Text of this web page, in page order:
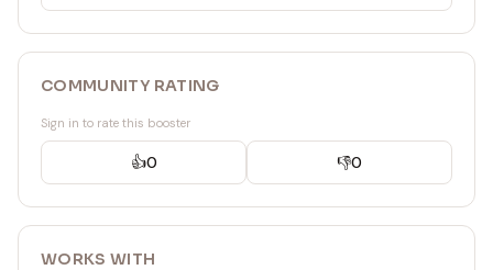
COMMUNITY RATING
Sign in to rate this booster
👍0 👎0
WORKS WITH